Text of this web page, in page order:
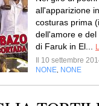
all'apparizione
costuras prima
dell'amore e
di Faruk in El...
Il 10 settembre
NONE NONE